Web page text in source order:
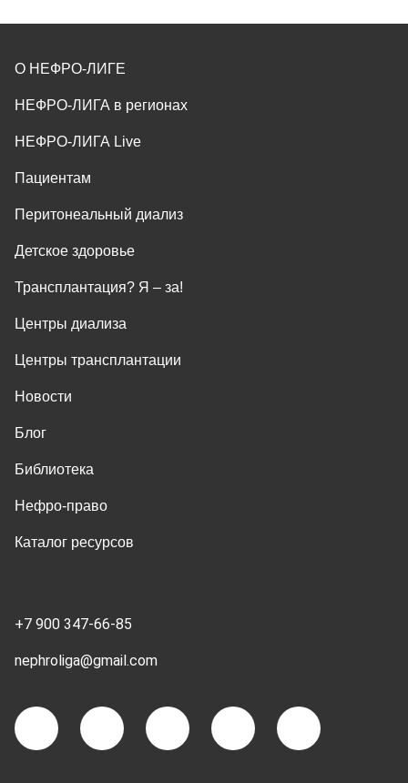
О НЕФРО-ЛИГЕ
НЕФРО-ЛИГА в регионах
НЕФРО-ЛИГА Live
Пациентам
Перитонеальный диализ
Детское здоровье
Трансплантация? Я ‒ за!
Центры диализа
Центры трансплантации
Новости
Блог
Библиотека
Нефро-право
Каталог ресурсов
+7 900 347-66-85
nephroliga@gmail.com